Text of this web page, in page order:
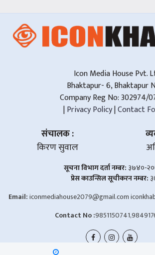
Icon Media House Pvt.
Bhaktapur- 6, Bhaktapur
Company Reg No: 302974/
|Privacy Policy|Contact
संचालक :
किरण सुवाल
सूचना विभाग दर्ता नम्बर: ३७४०-
प्रेस काउन्सिल सूचीकरन नम्बर:
Email:iconmediahouse2079@gmail.com
Contact No :